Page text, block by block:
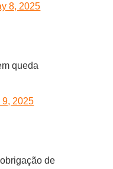
8, 2025
queda
9, 2025
de